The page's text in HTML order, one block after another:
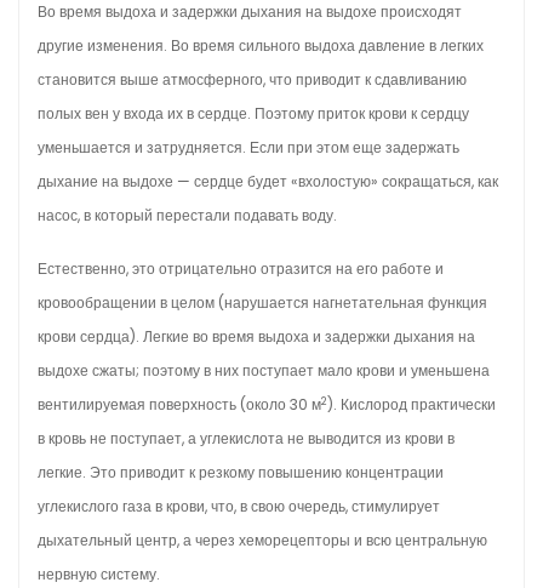
Во время выдоха и задержки дыхания на выдохе происходят
другие изменения. Во время сильного выдоха давление в легких
становится выше атмосферного, что приводит к сдавливанию
полых вен у входа их в сердце. Поэтому приток крови к сердцу
уменьшается и затрудняется. Если при этом еще задержать
дыхание на выдохе — сердце будет «вхолостую» сокращаться, как
насос, в который перестали подавать воду.
Естественно, это отрицательно отразится на его работе и
кровообращении в целом (нарушается нагнетательная функция
крови сердца). Легкие во время выдоха и задержки дыхания на
выдохе сжаты; поэтому в них поступает мало крови и уменьшена
вентилируемая поверхность (около 30 м2). Кислород практически
в кровь не поступает, а углекислота не выводится из крови в
легкие. Это приводит к резкому повышению концентрации
углекислого газа в крови, что, в свою очередь, стимулирует
дыхательный центр, а через хеморецепторы и всю центральную
нервную систему.